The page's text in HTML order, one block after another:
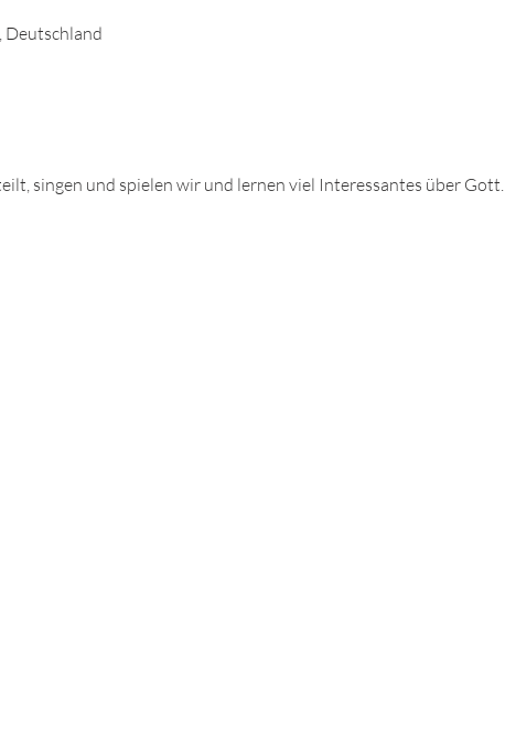
Deutschland
singen und spielen wir und lernen viel Interessantes über Gott.